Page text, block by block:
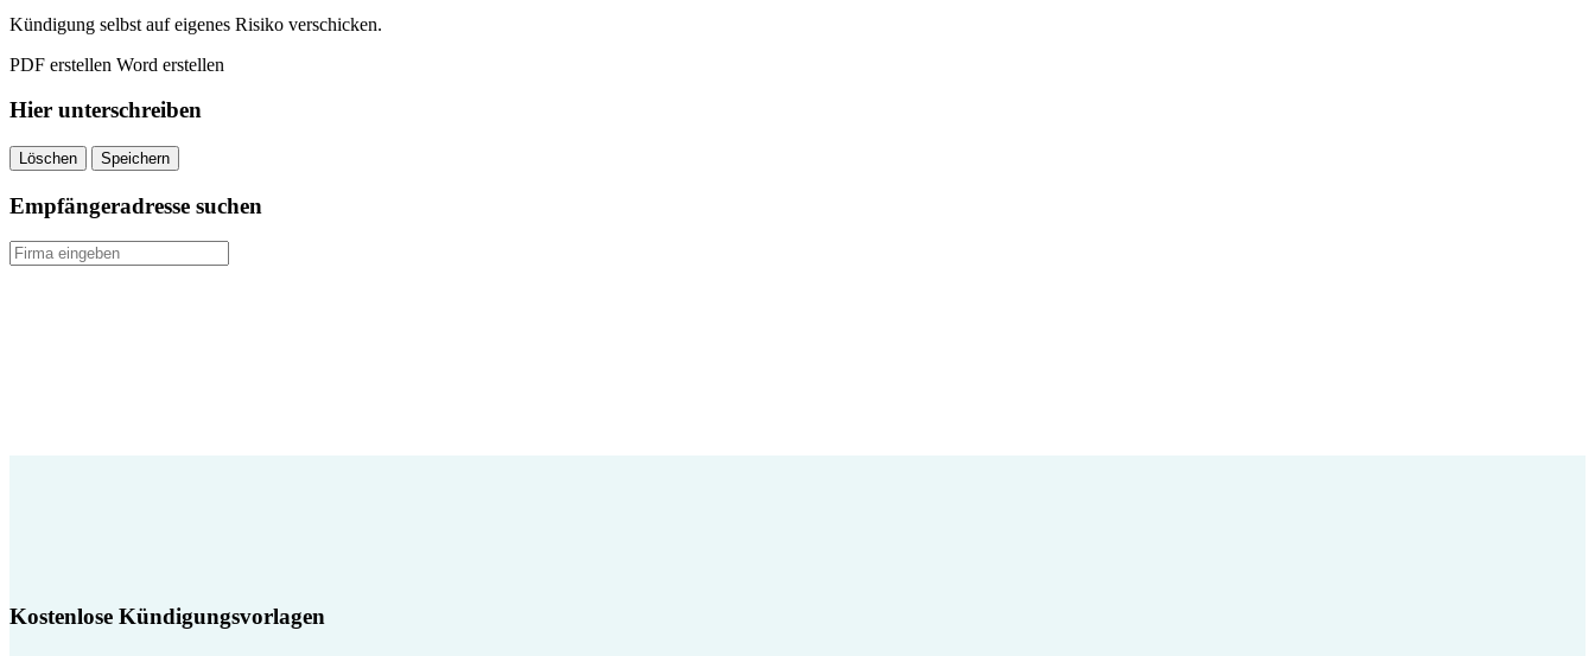
Kündigung selbst auf eigenes Risiko verschicken.
PDF erstellen Word erstellen
Hier unterschreiben
Löschen Speichern
Empfängeradresse suchen
Kostenlose Kündigungsvorlagen